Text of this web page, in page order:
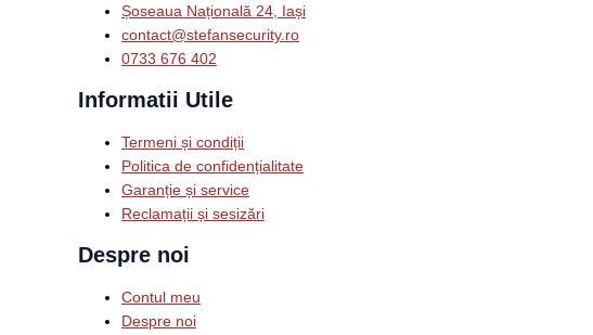
Șoseaua Națională 24, Iași
contact@stefansecurity.ro
0733 676 402
Informatii Utile
Termeni și condiții
Politica de confidențialitate
Garanție și service
Reclamații și sesizări
Despre noi
Contul meu
Despre noi